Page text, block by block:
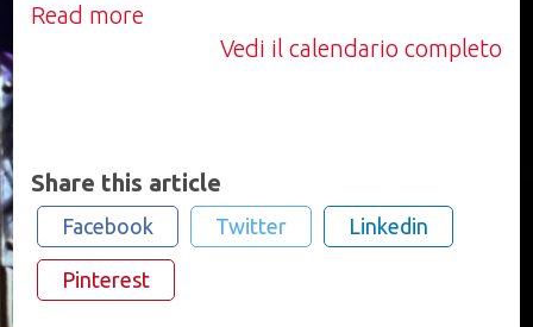
Read more
Vedi il calendario completo
Share this article
Facebook Twitter Linkedin
Pinterest